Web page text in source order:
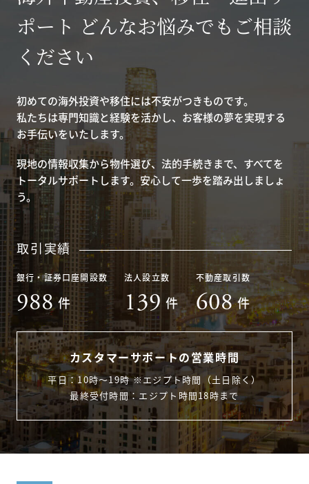
ポート どんなお悩みでもご相談
ください
初めての海外投資や移住には不安がつきものです。
私たちは専門知識と経験を活かし、お客様の夢を実現する
お手伝いをいたします。
現地の情報収集から物件選び、法的手続きまで、すべてを
トータルサポートします。安心して一歩を踏み出しましょ
う。
取引実績
銀行・証券口座開設数
988 件
法人設立数
139 件
不動産取引数
608 件
カスタマーサポートの営業時間
平日：10時〜19時 ※エジプト時間（土日除く）
最終受付時間：エジプト時間18時まで